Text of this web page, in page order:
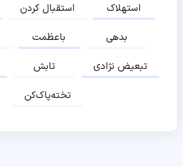
استقبال کردن
استهلاک
باعظمت
بدهی
تابش
تبعیض نژادی
تخته‌پاک‌کن